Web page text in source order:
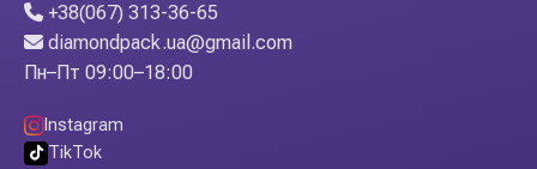
+38(067) 313-36-65
diamondpack.ua@gmail.com
Пн–Пт 09:00–18:00
Instagram
TikTok